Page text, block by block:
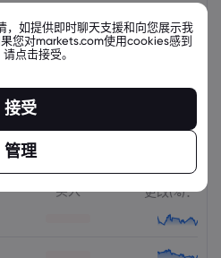
07:02-10:59
买入 更改(%)：
如提供即时聊天支援和向您展示我
您对markets.com使用cookies感到
点击接受。
接受
管理